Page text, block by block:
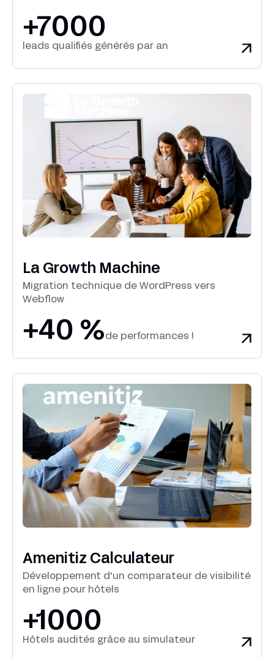
+7000
leads qualifiés générés par an
La Growth Machine
Migration technique de WordPress vers
Webflow
+40 % de performances !
Amenitiz Calculateur
Développement d'un comparateur de visibilité
en ligne pour hôtels
+1000
Hôtels audités grâce au simulateur